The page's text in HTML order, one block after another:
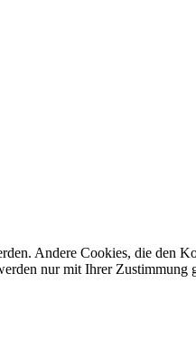
Andere Cookies, die den
nur mit Ihrer Zustimmung